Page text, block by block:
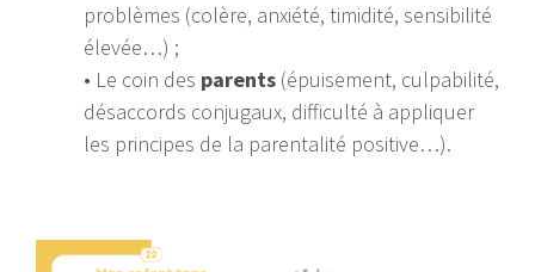
problèmes (colère, anxiété, timidité, sensibilité
élevée…) ;
• Le coin des parents (épuisement, culpabilité,
désaccords conjugaux, difficulté à appliquer
les principes de la parentalité positive…).